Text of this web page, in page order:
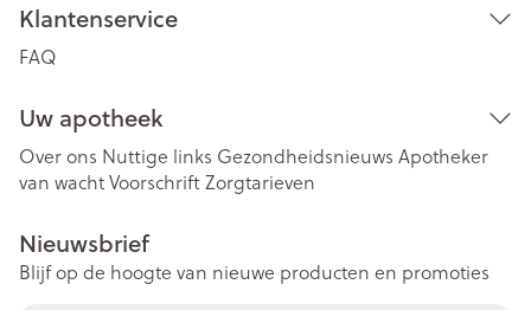
Klantenservice
FAQ
Uw apotheek
Over ons Nuttige links Gezondheidsnieuws Apotheker
van wachtVoorschriftZorgtarieven
Nieuwsbrief
Blijf op de hoogte van nieuwe producten en promoties